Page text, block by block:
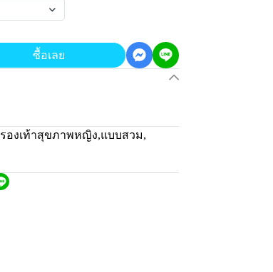
ซื้อเลย
รองเท้าสุขภาพหญิง,แบบสวม,